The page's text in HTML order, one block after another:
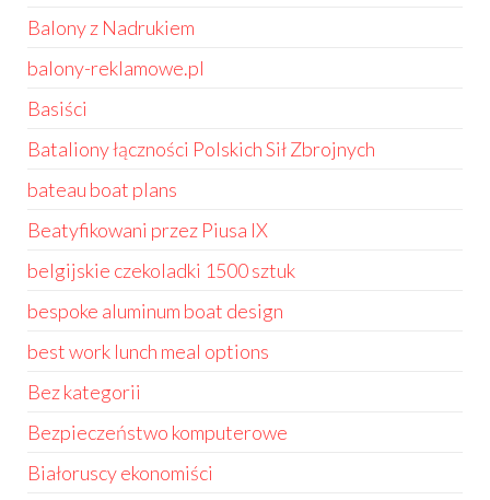
Balony z Nadrukiem
balony-reklamowe.pl
Basiści
Bataliony łączności Polskich Sił Zbrojnych
bateau boat plans
Beatyfikowani przez Piusa IX
belgijskie czekoladki 1500 sztuk
bespoke aluminum boat design
best work lunch meal options
Bez kategorii
Bezpieczeństwo komputerowe
Białoruscy ekonomiści